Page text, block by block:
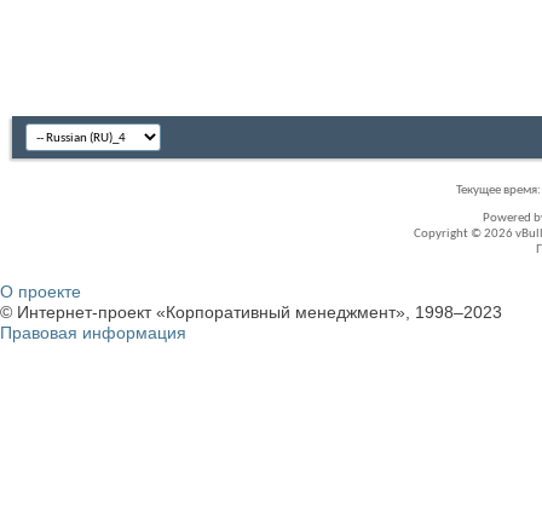
Текущее время:
Powered
Copyright © 2026
О проекте
© Интернет-проект «Корпоративный менеджмент», 1998–2023
Правовая информация